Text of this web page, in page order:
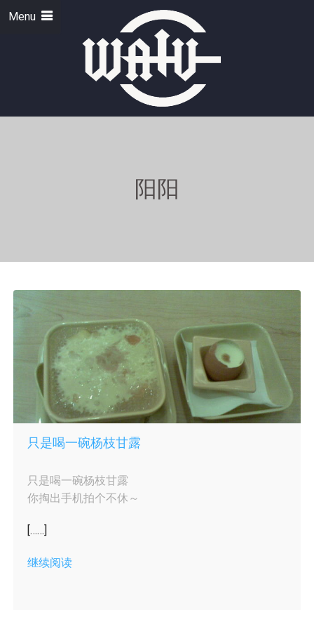
Menu
阳阳
只是喝一碗杨枝甘露
只是喝一碗杨枝甘露
你掏出手机拍个不休～
[……]
继续阅读